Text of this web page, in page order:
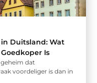
Duitsland: Wat
Is
geheim dat
voordeliger is dan in